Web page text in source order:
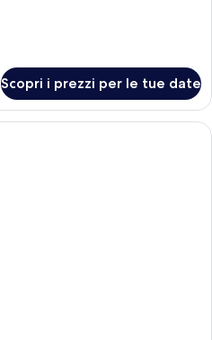
Scopri i prezzi per le tue date